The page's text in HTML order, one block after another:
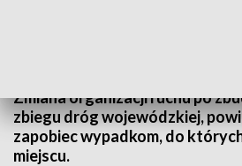
Zmiana organizacji ruchu po
zbiegu dróg wojewódzkiej,
zapobiec wypadkom, do
miejscu.